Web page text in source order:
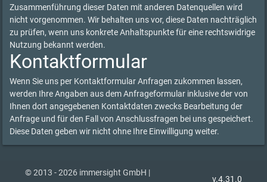
Zusammenführung dieser Daten mit anderen Datenquellen wird
nicht vorgenommen. Wir behalten uns vor, diese Daten nachträglich
zu prüfen, wenn uns konkrete Anhaltspunkte für eine rechtswidrige
Nutzung bekannt werden.
Kontaktformular
Wenn Sie uns per Kontaktformular Anfragen zukommen lassen,
werden Ihre Angaben aus dem Anfrageformular inklusive der von
Ihnen dort angegebenen Kontaktdaten zwecks Bearbeitung der
Anfrage und für den Fall von Anschlussfragen bei uns gespeichert.
Diese Daten geben wir nicht ohne Ihre Einwilligung weiter.
© 2013 - 2026 immersight GmbH |
v.4.31.0